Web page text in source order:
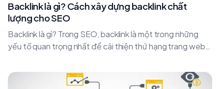
Backlink là gì? Cách xây dựng backlink chất
lượng cho SEO
Backlink là gì? Trong SEO, backlink là một trong những
yếu tố quan trọng nhất để cải thiện thứ hạng trang web